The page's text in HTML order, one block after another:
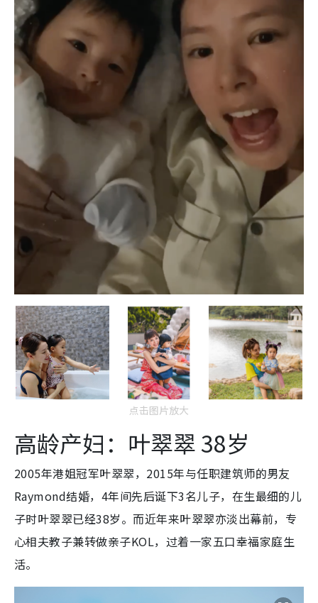
点击图片放大
高龄产妇：叶翠翠 38岁
2005年港姐冠军叶翠翠，2015年与任职建筑师的男友
Raymond结婚，4年间先后诞下3名儿子，在生最细的儿
子时叶翠翠已经38岁。而近年来叶翠翠亦淡出幕前，专
心相夫教子兼转做亲子KOL，过着一家五口幸福家庭生
活。